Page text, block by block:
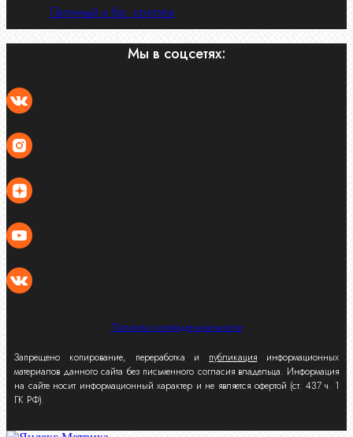
Латунный и бр. крепеж
Мы в соцсетях:
Политика конфиденциальности
Запрещено копирование, переработка и публикация информационных
материалов данного сайта без письменного согласия владельца. Информация
на сайте носит информационный характер и не является офертой (ст. 437 ч. 1
ГК РФ).